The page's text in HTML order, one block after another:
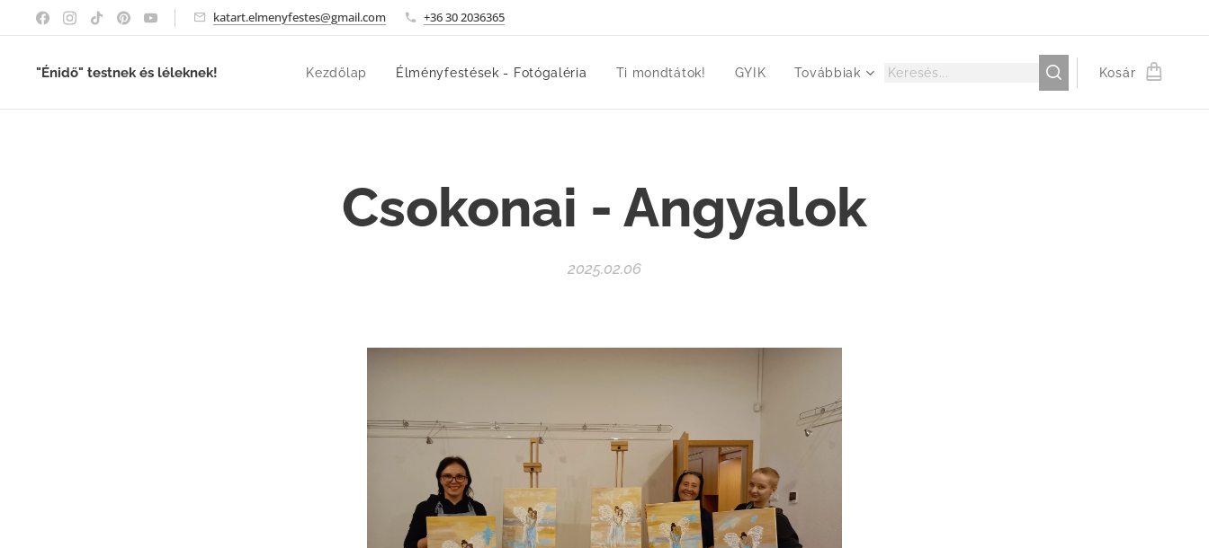
katart.elmenyfestes@gmail.com +36 30 2036365
"Énidő" testnek és léleknek! Kezdőlap Élményfestések - Fotógaléria Ti mondtátok! GYIK Továbbiak Kosár
Csokonai - Angyalok
2025.02.06